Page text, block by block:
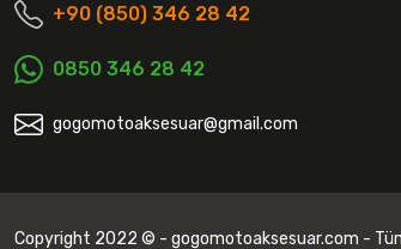
+90 (850) 346 28 42
0850 346 28 42
gogomotoaksesuar@gmail.com
Copyright 2022 © - gogomotoaksesuar.com - Tüm